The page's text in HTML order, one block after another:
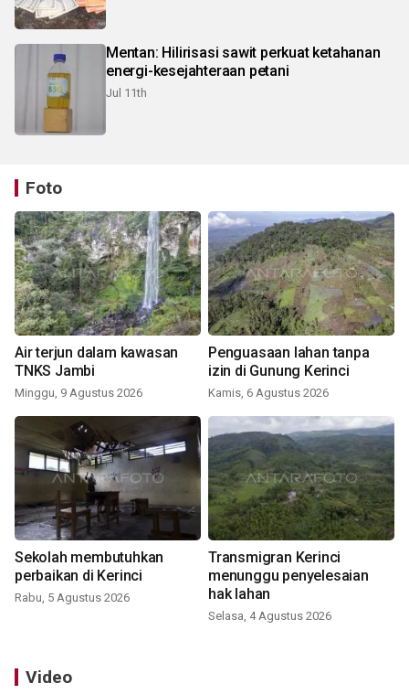
Mentan: Hilirisasi sawit perkuat ketahanan
energi-kesejahteraan petani
Jul 11th
Foto
Air terjun dalam kawasan
TNKS Jambi
Minggu, 9 Agustus 2026
Penguasaan lahan tanpa
izin di Gunung Kerinci
Kamis, 6 Agustus 2026
Sekolah membutuhkan
perbaikan di Kerinci
Rabu, 5 Agustus 2026
Transmigran Kerinci
menunggu penyelesaian
hak lahan
Selasa, 4 Agustus 2026
Video